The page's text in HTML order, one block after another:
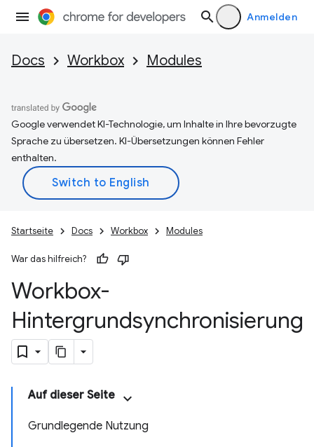
Anmelden
Docs Workbox Modules
Google verwendet KI-Technologie, um Inhalte in Ihre bevorzugte
Sprache zu übersetzen. KI-Übersetzungen können Fehler
enthalten.
Startseite Docs Workbox Modules
War das hilfreich?
Workbox-
Hintergrundsynchronisierung
Auf dieser Seite
Grundlegende Nutzung